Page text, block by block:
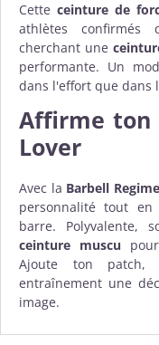
Cette ceinture de
athlètes confirmés
cherchant une
performante. Un
dans l'effort que dans
Affirme ton
Lover
Avec la Barbell
personnalité tout
barre. Polyvalente,
ceinture muscu
Ajoute ton patch,
entraînement une
image.